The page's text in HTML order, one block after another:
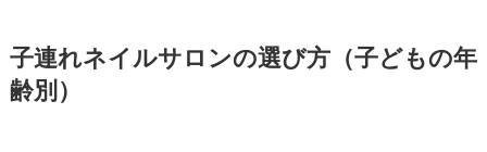
子連れネイルサロンの選び方（子どもの年
齢別）